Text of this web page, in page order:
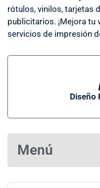
Diseño
rótulos, vinilos, tarjetas
publicitarios. ¡Mejora
servicios de impresión
Menú